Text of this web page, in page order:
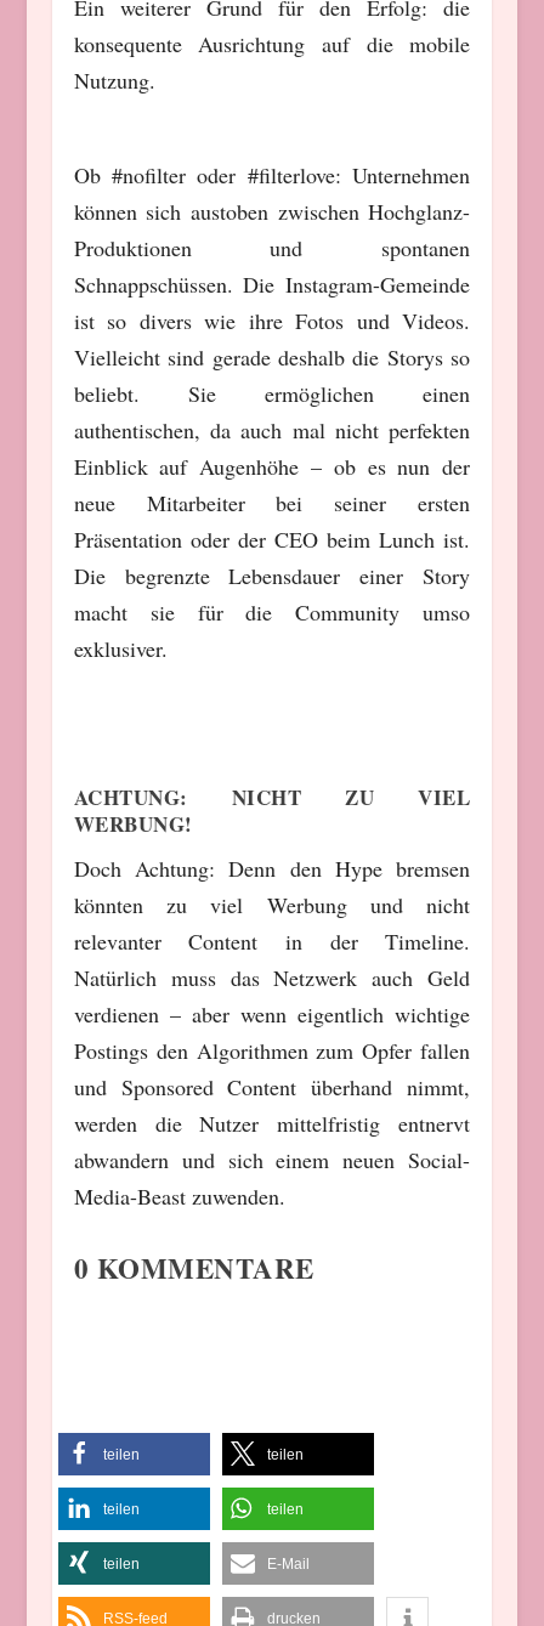
Ein weiterer Grund für den Erfolg: die
konsequente Ausrichtung auf die mobile
Nutzung.
Ob #nofilter oder #filterlove: Unternehmen
können sich austoben zwischen Hochglanz-
Produktionen und spontanen
Schnappschüssen. Die Instagram-Gemeinde
ist so divers wie ihre Fotos und Videos.
Vielleicht sind gerade deshalb die Storys so
beliebt. Sie ermöglichen einen
authentischen, da auch mal nicht perfekten
Einblick auf Augenhöhe – ob es nun der
neue Mitarbeiter bei seiner ersten
Präsentation oder der CEO beim Lunch ist.
Die begrenzte Lebensdauer einer Story
macht sie für die Community umso
exklusiver.
ACHTUNG: NICHT ZU VIEL
WERBUNG!
Doch Achtung: Denn den Hype bremsen
könnten zu viel Werbung und nicht
relevanter Content in der Timeline.
Natürlich muss das Netzwerk auch Geld
verdienen – aber wenn eigentlich wichtige
Postings den Algorithmen zum Opfer fallen
und Sponsored Content überhand nimmt,
werden die Nutzer mittelfristig entnervt
abwandern und sich einem neuen Social-
Media-Beast zuwenden.
0 KOMMENTARE
teilen teilen
teilen teilen
teilen E-Mail
RSS-feed drucken